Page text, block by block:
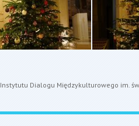
Instytutu Dialogu Międzykulturowego im.